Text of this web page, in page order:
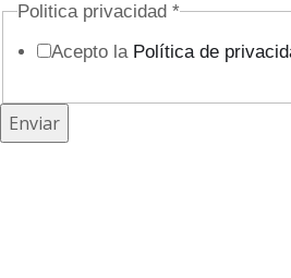
mPolitica privacidad *
Acepto la Política de
Enviar